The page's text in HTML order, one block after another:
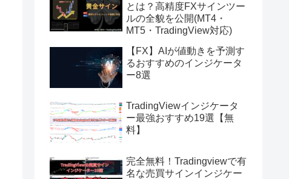
とは？高精度FXサインツー
ルの全貌を公開(MT4・
MT5・TradingView対応)
【FX】AIが値動きを予測す
るおすすめのインジケータ
ー8選
TradingViewインジケータ
ー最強おすすめ19選【無
料】
完全無料！Tradingviewで有
名な売買サインインジケー